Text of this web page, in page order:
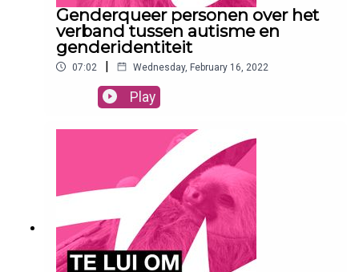
Genderqueer personen over het
verband tussen autisme en
genderidentiteit
07:02 | Wednesday, February 16, 2022
Play